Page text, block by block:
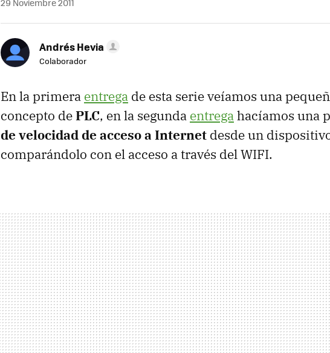
29 Noviembre 2011
Andrés Hevia
Colaborador
En la primera entrega de esta serie veíamos una
concepto dePLC, en la segunda entregahacíamos una
de velocidad de acceso a Internet desde un
comparándolo con el acceso a través delWIFI.